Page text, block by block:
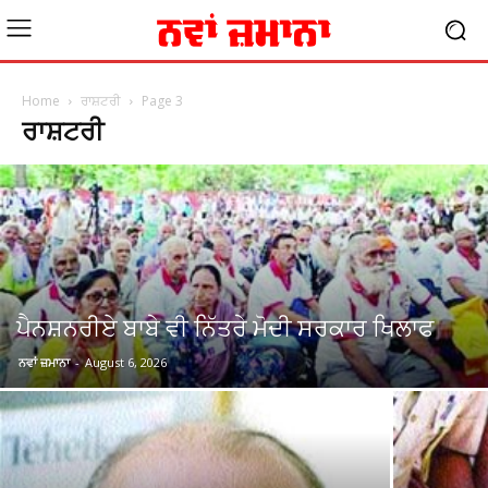
Home ਰਾਸ਼ਟਰੀ Page 3
ਰਾਸ਼ਟਰੀ
ਪੈਨਸ਼ਨਰੀਏ ਬਾਬੇ ਵੀ ਨਿੱਤਰੇ ਮੋਦੀ ਸਰਕਾਰ ਖਿਲਾਫ
ਨਵਾਂ ਜ਼ਮਾਨਾ - August 6, 2026